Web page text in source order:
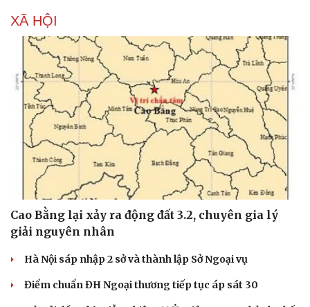
XÃ HỘI
Cao Bằng lại xảy ra động đất 3.2, chuyên gia lý
giải nguyên nhân
Hà Nội sáp nhập 2 sở và thành lập Sở Ngoại vụ
Điểm chuẩn ĐH Ngoại thương tiếp tục áp sát 30